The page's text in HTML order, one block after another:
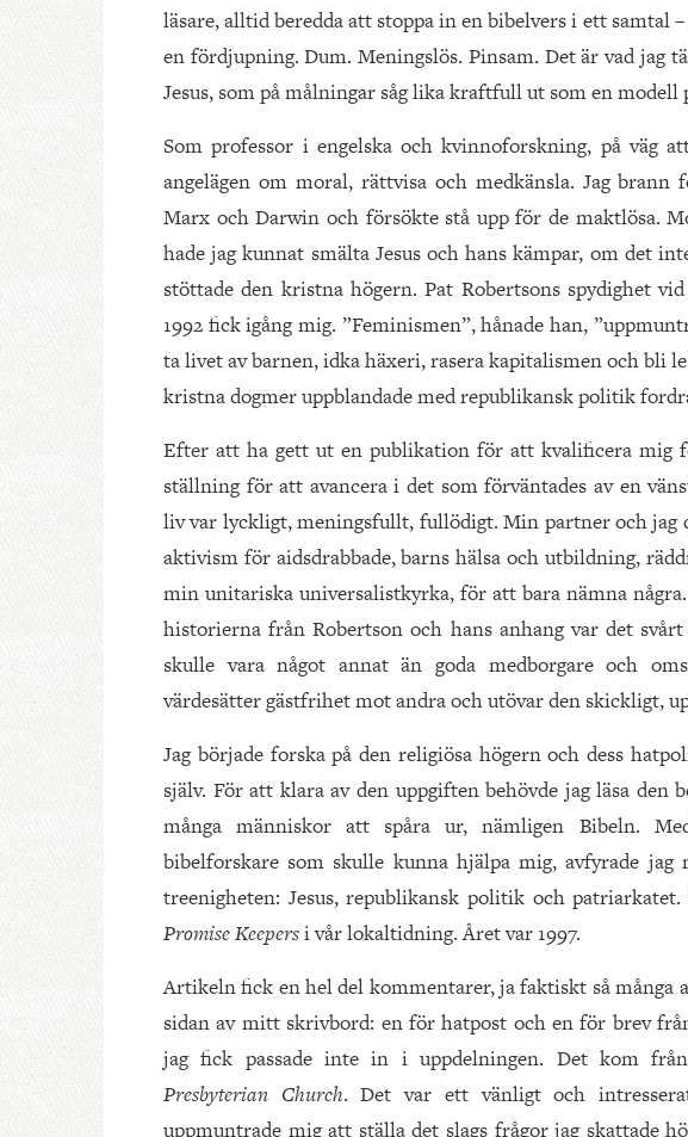
läsare, alltid beredda att stoppa in en bibelvers i ett samtal
en fördjupning. Dum. Meningslös. Pinsam. Det är vad jag
Jesus, som på målningar såg lika kraftfull ut som en modell
Som professor i engelska och kvinnoforskning, på väg
angelägen om moral, rättvisa och medkänsla. Jag brann
Marx och Darwin och försökte stå upp för de maktlösa.
hade jag kunnat smälta Jesus och hans kämpar, om det
stöttade den kristna högern. Pat Robertsons spydighet
1992 fick igång mig. ”Feminismen”, hånade han,
ta livet av barnen, idka häxeri, rasera kapitalismen och bli
kristna dogmer uppblandade med republikansk politik
Efter att ha gett ut en publikation för att kvalificera mig
ställning för att avancera i det som förväntades av en
liv var lyckligt, meningsfullt, fullödigt. Min partner och jag
aktivism för aidsdrabbade, barns hälsa och utbildning,
min unitariska universalistkyrka, för att bara nämna
historierna från Robertson och hans anhang var det
skulle vara något annat än goda medborgare och
värdesätter gästfrihet mot andra och utövar den skickligt,
Jag började forska på den religiösa högern och dess
själv. För att klara av den uppgiften behövde jag läsa
många människor att spåra ur, nämligen Bibeln.
bibelforskare som skulle kunna hjälpa mig, avfyrade
treenigheten: Jesus, republikansk politik och
Promise Keepersi vår lokaltidning. Året var 1997.
Artikeln fick en hel del kommentarer, ja faktiskt så många
sidan av mitt skrivbord: en för hatpost och en för brev
jag fick passade inte in i uppdelningen. Det kom
Presbyterian Church. Det var ett vänligt och
uppmuntrade mig att ställa det slags frågor jag skattade